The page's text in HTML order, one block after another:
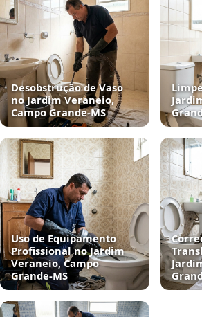
Desobstrução de Vaso
no Jardim Veraneio,
Campo Grande‑MS
Uso de Equipamento
Profissional no Jardim
Veraneio, Campo
Grande‑MS